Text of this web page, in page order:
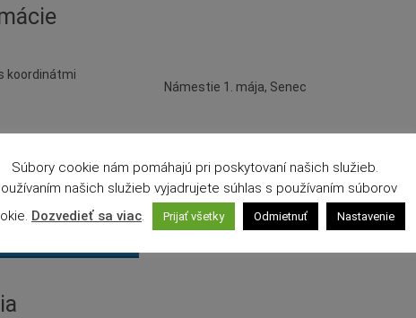
Námestie 1. mája, Senec
Súbory cookie nám pomáhajú pri poskytovaní našich služieb.
našich služieb vyjadrujete súhlas s používaním súborov
Dozvedieť sa viac Prijať všetky Odmietnuť Nastavenie